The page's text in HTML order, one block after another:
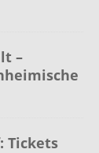
–
Tickets